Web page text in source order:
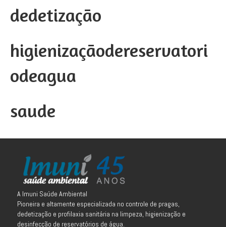
dedetização
higienizaçãodereservatori
odeagua
saude
A Imuni Saúde Ambiental
Pioneira e altamente especializada no controle de pragas,
dedetização e profilaxia sanitária na limpeza, higienização e
desinfecção de reservatórios de água.